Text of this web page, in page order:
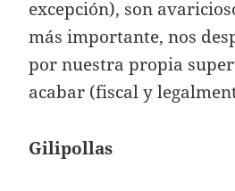
excepción), son
más importante, nos
por nuestra propia
acabar (fiscal y
Gilipollas